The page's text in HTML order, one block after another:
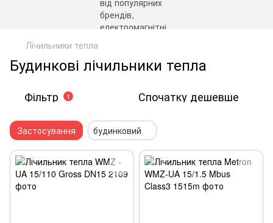
Лічильники тепла
Будинкові лічильники тепла
Фільтр 1 Спочатку дешевше
Застосування будинковий